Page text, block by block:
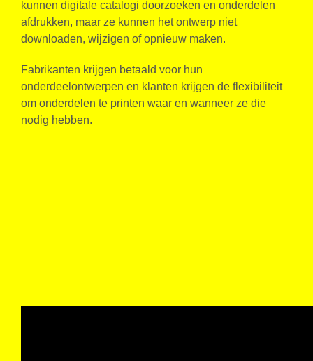
kunnen digitale catalogi doorzoeken en onderdelen
afdrukken, maar ze kunnen het ontwerp niet
downloaden, wijzigen of opnieuw maken.
Fabrikanten krijgen betaald voor hun
onderdeelontwerpen en klanten krijgen de flexibiliteit
om onderdelen te printen waar en wanneer ze die
nodig hebben.